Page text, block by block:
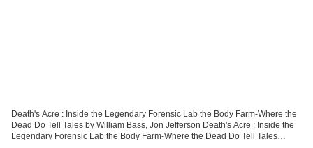
Death's Acre : Inside the Legendary Forensic Lab the Body Farm-Where the
Dead Do Tell Tales by William Bass, Jon Jefferson Death's Acre : Inside the
Legendary Forensic Lab the Body Farm-Where the Dead Do Tell Tales